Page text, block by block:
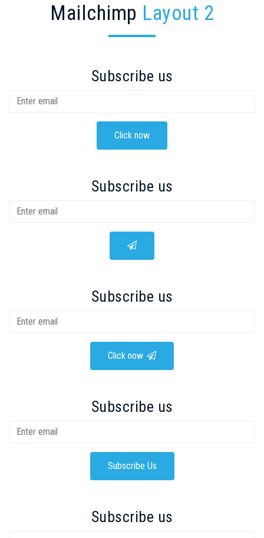
Mailchimp Layout 2
Subscribe us
Click now
Subscribe us
Subscribe us
Click now
Subscribe us
Subscribe Us
Subscribe us